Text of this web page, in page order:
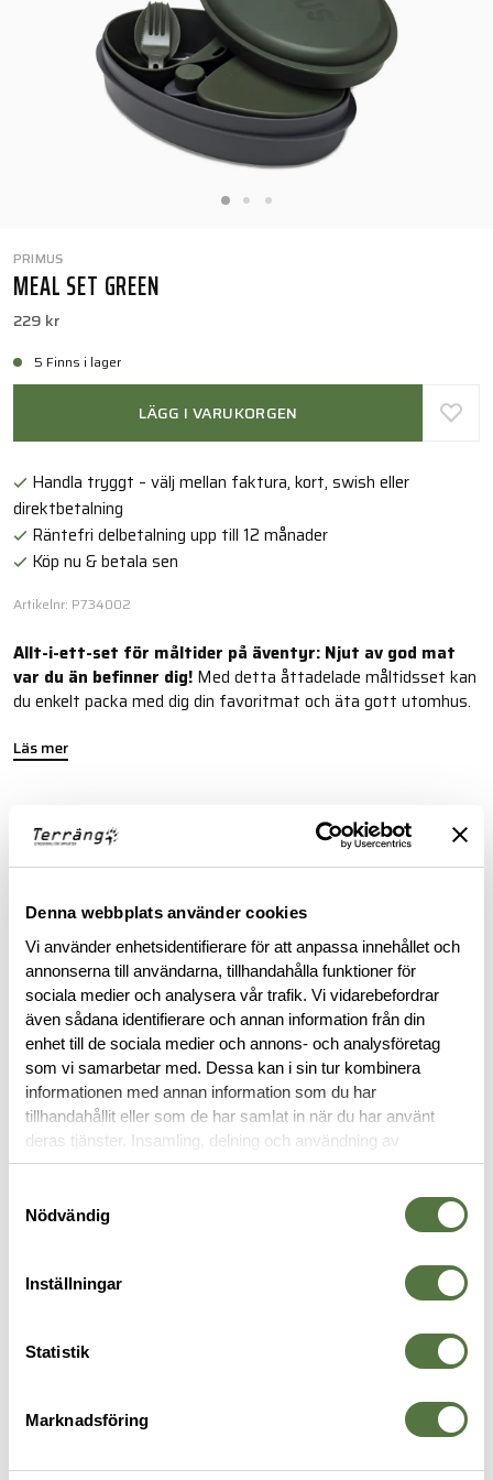
Denna webbplats använder cookies
Vi använder enhetsidentifierare för att anpassa innehållet och
annonserna till användarna, tillhandahålla funktioner för
sociala medier och analysera vår trafik. Vi vidarebefordrar
även sådana identifierare och annan information från din
enhet till de sociala medier och annons- och analysföretag
som vi samarbetar med. Dessa kan i sin tur kombinera
informationen med annan information som du har
tillhandahållit eller som de har samlat in när du har använt
deras tjänster. Insamling, delning och användning av
personuppgifter kan användas för personalisering av
Nödvändig
Inställningar
Statistik
Marknadsföring
PRIMUS
MEAL SET GREEN
229 kr
5 Finns i lager
LÄGG I VARUKORGEN
Handla tryggt – välj mellan faktura, kort, swish eller
direktbetalning
Räntefri delbetalning upp till 12 månader
Köp nu & betala sen
Artikelnr: P734002
Allt-i-ett-set för måltider på äventyr: Njut av god mat
var du än befinner dig! Med detta åttadelade måltidsset kan
du enkelt packa med dig din favoritmat och äta gott utomhus.
Läs mer
BESKRIVNING
RECENSIONER
OM VARUMÄRKET